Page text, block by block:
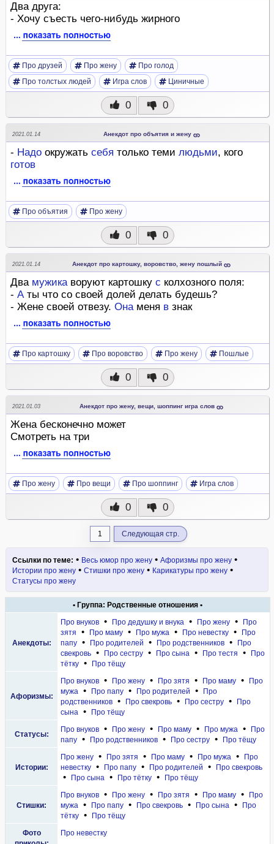
Два друга:
- Хочу съесть чего-нибудь жирного
Про друзей Про жену
Про голод
Про толстых людей
Игра слов Циничные
0 0
2021.01.14 Анекдот про объятия и жену
- Надо окружать себя только теми людьми, кого
готов
Про объятия Про жену
0 0
2021.01.14 Анекдот про картошку, воровство, жену пошлый
Два мужикаворуют картошку с колхозного поля:
- Аты что со своей долей делать будешь?
- Жене своей отвезу. Онаменя в знак
Про картошку Про воровство Про жену Пошлые
0 0
2021.01.03 Анекдот про жену, вещи, шоппинг игра слов
Жена бесконечно может
Смотреть на три
Про жену Про вещи Про шоппинг Игра слов
0 0
1 Следующая стр.
Ссылки по теме: • Весь юмор про жену • Афоризмы про жену •
Истории про жену • Стишки про жену • Карикатуры про жену •
Статусы про жену
• Группа: Родственные отношения •
Анекдоты:
Про внуков • Про дедушку и внука • Про жену •
Про
зятя
• Про маму • Про мужа • Про невестку •
Про
папу • Про родителей • Про родственников •
Про
свекровь • Про сестру • Про сына • Про тестя •
Про
тётку • Про тёщу
Афоризмы:
Про внуков • Про жену • Про зятя • Про маму •
Про
мужа • Про папу • Про родителей •
Про
родственников • Про свекровь • Про сестру •
Про
сына • Про тёщу
Статусы:
Про внуков • Про жену • Про маму • Про мужа •
Про
папу • Про родственников • Про сестру • Про тёщу
Истории:
Про жену • Про зятя • Про маму • Про мужа •
Про
невестку • Про папу • Про родителей • Про свекровь
• Про сына • Про тётку • Про тёщу
Стишки:
Про внуков • Про жену • Про зятя • Про маму •
Про
мужа • Про папу • Про свекровь • Про сына •
Про
тётку •
Про тёщу
Фото
Про невестку